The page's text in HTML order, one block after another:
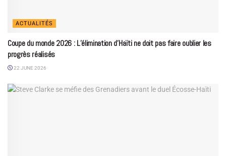
ACTUALITÉS
Coupe du monde 2026 : L’élimination d’Haïti ne doit pas faire oublier les
progrès réalisés
22 JUNE 2026